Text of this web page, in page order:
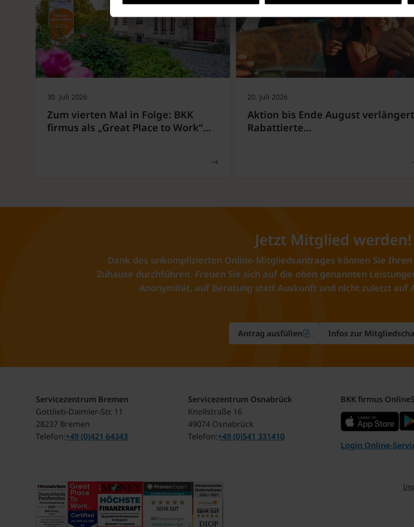
30. Juli 2026
Zum vierten Mal in Folge: BKK
firmus als „Great Place to Work“…
20. Juli 2026
Aktion bis Ende August
Rabattierte…
Jetzt Mitglied werden!
Dank des unkomplizierten Online-Mitgliedsantrages können Sie
Zuhause durchführen. Freuen Sie sich auf die oben genannten
Anonymität, auf Beratung statt Auskunft und nicht zuletzt auf
Antrag ausfüllen Infos zur
Servicezentrum Bremen
Gottlieb-Daimler-Str. 11
28237 Bremen
Telefon +49 (0)421 64343
Servicezentrum Osnabrück
Knollstraße 16
49074 Osnabrück
Telefon +49 (0)541 331410
BKK firmus
Login Online-